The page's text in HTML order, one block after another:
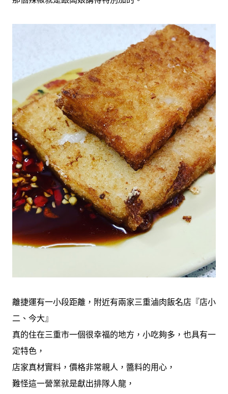
離捷運有一小段距離，附近有兩家三重滷肉飯名店『店小
二、今大』
真的住在三重市一個很幸福的地方，小吃夠多，也具有一
定特色，
店家真材實料，價格非常親人，醬料的用心，
難怪這一營業就是獻出排隊人龍，